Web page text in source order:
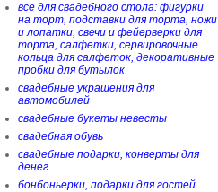
все для свадебного стола: фигурки
на торт, подставки для торта, ножи
и лопатки, свечи и фейерверки для
торта, салфетки, сервировочные
кольца для салфеток, декоративные
пробки для бутылок
свадебные украшения для
автомобилей
свадебные букеты невесты
свадебная обувь
свадебные подарки, конверты для
денег
бонбоньерки, подарки для гостей